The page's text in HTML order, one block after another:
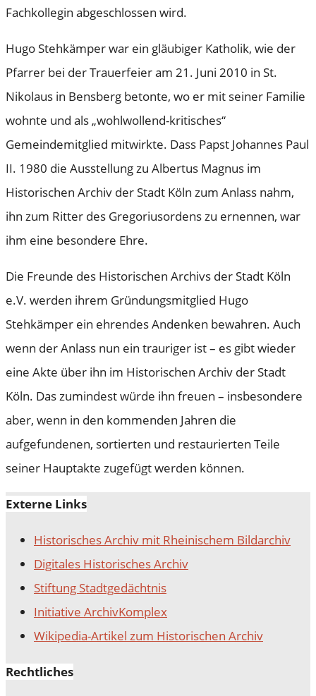
Fachkollegin abgeschlossen wird.
Hugo Stehkämper war ein gläubiger Katholik, wie der
Pfarrer bei der Trauerfeier am 21. Juni 2010 in St.
Nikolaus in Bensberg betonte, wo er mit seiner Familie
wohnte und als „wohlwollend-kritisches“
Gemeindemitglied mitwirkte. Dass Papst Johannes Paul
II. 1980 die Ausstellung zu Albertus Magnus im
Historischen Archiv der Stadt Köln zum Anlass nahm,
ihn zum Ritter des Gregoriusordens zu ernennen, war
ihm eine besondere Ehre.
Die Freunde des Historischen Archivs der Stadt Köln
e.V. werden ihrem Gründungsmitglied Hugo
Stehkämper ein ehrendes Andenken bewahren. Auch
wenn der Anlass nun ein trauriger ist – es gibt wieder
eine Akte über ihn im Historischen Archiv der Stadt
Köln. Das zumindest würde ihn freuen – insbesondere
aber, wenn in den kommenden Jahren die
aufgefundenen, sortierten und restaurierten Teile
seiner Hauptakte zugefügt werden können.
Externe Links
Historisches Archiv mit Rheinischem Bildarchiv
Digitales Historisches Archiv
Stiftung Stadtgedächtnis
Initiative ArchivKomplex
Wikipedia-Artikel zum Historischen Archiv
Rechtliches